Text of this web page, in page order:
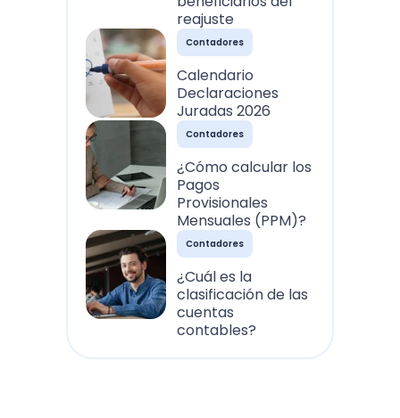
reajuste
Contadores
Calendario
Declaraciones
Juradas 2026
Contadores
¿Cómo calcular los
Pagos
Provisionales
Mensuales (PPM)?
Contadores
¿Cuál es la
clasificación de las
cuentas
contables?